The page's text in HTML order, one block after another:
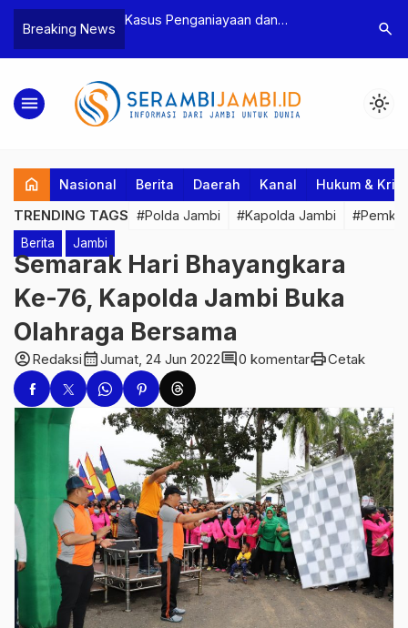
Breaking News
Ketua BPD, Polres
Dua Tersangka
Polres Tebo Ungkap Kasus
Dua Pelaku Pengeroyokan di Sumay
search
menu light_mode
home Nasional Berita Daerah Kanal Hukum &
TRENDING TAGS #Polda Jambi #Kapolda Jambi
Berita Jambi
Semarak Hari Bhayangkara
Ke-76, Kapolda Jambi Buka
Olahraga Bersama
account_circleRedaksicalendar_monthJumat, 24 Jun 2022comment0 komentarprintCetak